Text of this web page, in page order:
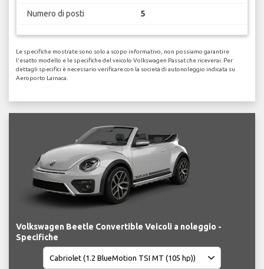
Numero di posti 5
Le specifiche mostrate sono solo a scopo informativo, non possiamo garantire
l'esatto modello e le specifiche del veicolo Volkswagen Passat che riceverai. Per
dettagli specifici è necessario verificare con la società di autonoleggio indicata su
Aeroporto Larnaca.
Volkswagen Beetle Convertible Veicoli a noleggio -
Specifiche